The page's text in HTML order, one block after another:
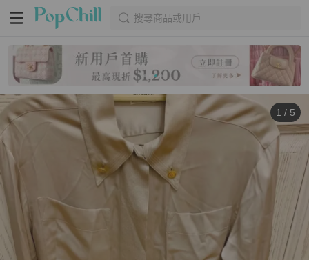
搜尋商品或用戶
1 / 5